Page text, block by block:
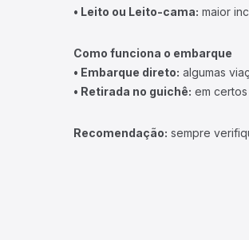
• Leito ou Leito-cama: maior
Como funciona o embarque
• Embarque direto: algumas
• Retirada no guichê: em
Recomendação: sempre